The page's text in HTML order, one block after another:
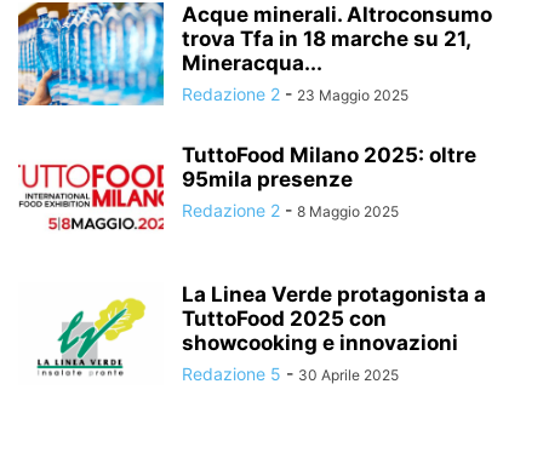
Acque minerali. Altroconsumo
trova Tfa in 18 marche su 21,
Mineracqua...
Redazione 2 - 23 Maggio 2025
TuttoFood Milano 2025: oltre
95mila presenze
Redazione 2 - 8 Maggio 2025
La Linea Verde protagonista a
TuttoFood 2025 con
showcooking e innovazioni
Redazione 5 - 30 Aprile 2025